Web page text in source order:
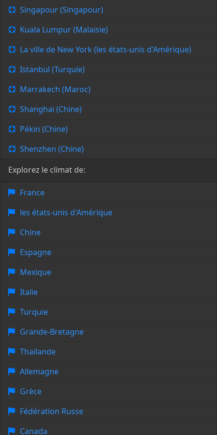
Singapour (Singapour)
Kuala Lumpur (Malaisie)
La ville de New York (les états-unis d'Amérique)
Istanbul (Turquie)
Marrakech (Maroc)
Shanghai (Chine)
Pékin (Chine)
Shenzhen (Chine)
Explorez le climat de:
France
les états-unis d'Amérique
Chine
Espagne
Mexique
Italie
Turquie
Grande-Bretagne
Thaïlande
Allemagne
Grèce
Fédération Russe
Canada